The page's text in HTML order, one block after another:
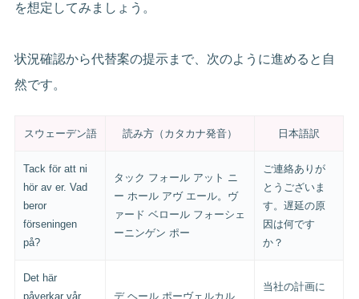
を想定してみましょう。
状況確認から代替案の提示まで、次のように進めると自
然です。
スウェーデン語 読み方（カタカナ発音） 日本語訳
Tack för att ni
hör av er. Vad
beror
förseningen
på?
タック フォール アット ニ
ー ホール アヴ エール。ヴ
ァード ベロール フォーシェ
ーニンゲン ポー
ご連絡ありが
とうございま
す。遅延の原
因は何です
か？
Det här
påverkar vår
デ ヘール ポーヴェルカル
当社の計画に